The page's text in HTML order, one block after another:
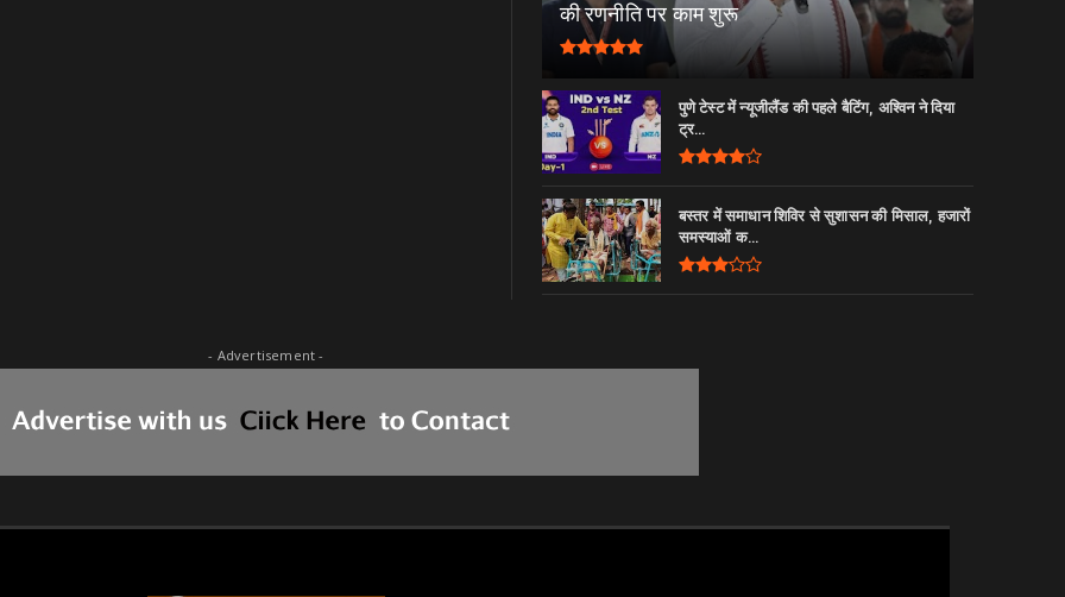
की रणनीति पर काम शुरू
पुणे टेस्ट में न्यूजीलैंड की पहले बैटिंग, अश्विन ने दिया
ट्र...
बस्तर में समाधान शिविर से सुशासन की मिसाल, हजारों
समस्याओं क...
- Advertisement -